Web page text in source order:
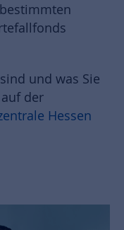
und was Sie
der
Hessen